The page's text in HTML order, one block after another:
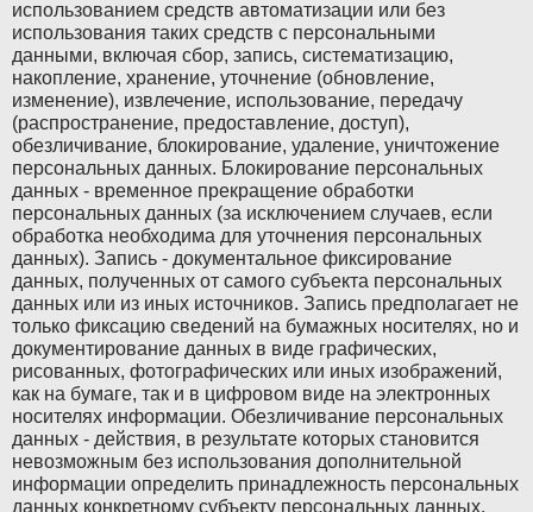
использованием средств автоматизации или без
использования таких средств с персональными
данными, включая сбор, запись, систематизацию,
накопление, хранение, уточнение (обновление,
изменение), извлечение, использование, передачу
(распространение, предоставление, доступ),
обезличивание, блокирование, удаление, уничтожение
персональных данных. Блокирование персональных
данных - временное прекращение обработки
персональных данных (за исключением случаев, если
обработка необходима для уточнения персональных
данных). Запись - документальное фиксирование
данных, полученных от самого субъекта персональных
данных или из иных источников. Запись предполагает не
только фиксацию сведений на бумажных носителях, но и
документирование данных в виде графических,
рисованных, фотографических или иных изображений,
как на бумаге, так и в цифровом виде на электронных
носителях информации. Обезличивание персональных
данных - действия, в результате которых становится
невозможным без использования дополнительной
информации определить принадлежность персональных
данных конкретному субъекту персональных данных.
ABARTH
Alfa Romeo
Audi
BMW
BMW Motorrad
Buick
Cadillac
Chevrolet
Chrysler
Citroen
Citroen PSA
ABARTH
Alfa Romeo
Audi
BMW
BMW Motorrad
Buick
Cadillac
Chevrolet
Chrysler
Citroen
Citroen PSA